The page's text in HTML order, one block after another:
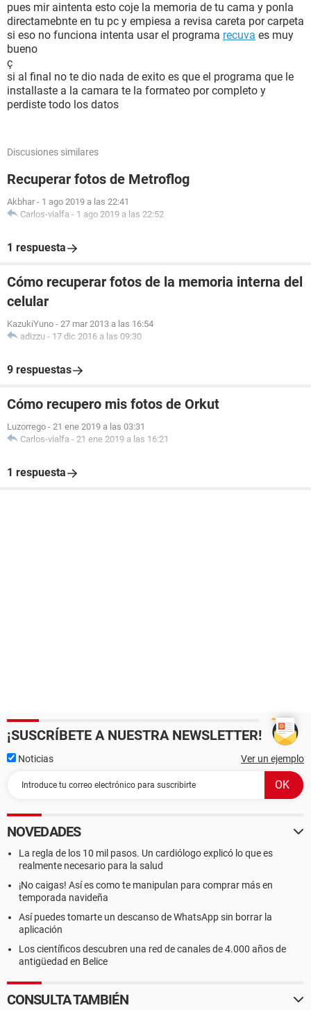
pues mir aintenta esto coje la memoria de tu cama y ponla
directamebnte en tu pc y empiesa a revisa careta por carpeta
si eso no funciona intenta usar el programa recuva es muy
bueno
ç
si al final no te dio nada de exito es que el programa que le
installaste a la camara te la formateo por completo y
perdiste todo los datos
Discusiones similares
Recuperar fotos de Metroflog
Akbhar - 1 ago 2019 a las 22:41
Carlos-vialfa - 1 ago 2019 a las 22:52
1 respuesta
Cómo recuperar fotos de la memoria interna del
celular
KazukiYuno - 27 mar 2013 a las 16:54
adizzu - 17 dic 2016 a las 09:30
9 respuestas
Cómo recupero mis fotos de Orkut
Luzorrego - 21 ene 2019 a las 03:31
Carlos-vialfa - 21 ene 2019 a las 16:21
1 respuesta
¡SUSCRÍBETE A NUESTRA NEWSLETTER!
Noticias Ver un ejemplo
NOVEDADES
La regla de los 10 mil pasos. Un cardiólogo explicó lo que es
realmente necesario para la salud
¡No caigas! Así es como te manipulan para comprar más en
temporada navideña
Así puedes tomarte un descanso de WhatsApp sin borrar la
aplicación
Los científicos descubren una red de canales de 4.000 años de
antigüedad en Belice
CONSULTA TAMBIÉN